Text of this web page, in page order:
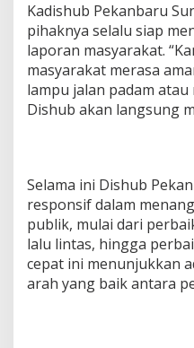
Kadishub Pekanbaru
pihaknya selalu siap
laporan masyarakat.
masyarakat merasa
lampu jalan padam
Dishub akan langsung
Selama ini Dishub
responsif dalam
publik, mulai dari
lalu lintas, hingga
cepat ini menunjukkan
arah yang baik antara